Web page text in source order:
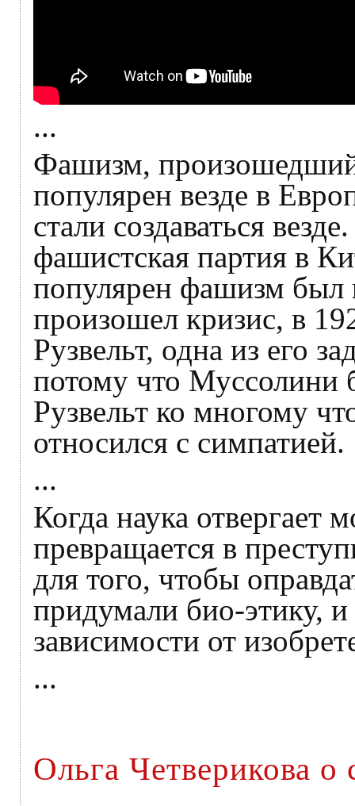
...
Фашизм, произошедший
популярен везде в
стали создаваться
фашистская партия в
популярен фашизм
произошел кризис, в
Рузвельт, одна из его
потому что Муссолини
Рузвельт ко многому
относился с симпатией.
...
Когда наука отвергает
превращается в
для того, чтобы
придумали био-этику,
зависимости от
...
Ольга Четверикова